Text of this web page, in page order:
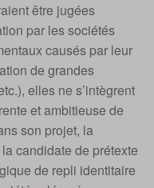
être jugées
par les sociétés
causés par leur
de grandes
elles ne s’intègrent
et ambitieuse de
son projet, la
candidate de prétexte
de repli identitaire